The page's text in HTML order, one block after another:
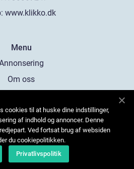
www.klikko.dk
Menu
Om oss
oss
Sitemap
cookies til at huske dine indstillinger,
af indhold og annoncer. Denne
Ved fortsat brug af websiden
du cookiepolitikken.
Privatlivspolitik